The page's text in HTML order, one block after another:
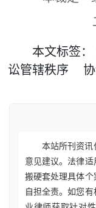
二
本文标签：
讼管辖秩序
本站所刊资
意见建议。法律
搬硬套处理具体
自担全责。如您